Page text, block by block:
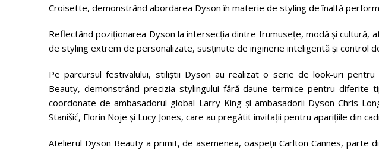
Croisette, demonstrând abordarea Dyson în materie de styling de înaltă
Reflectând poziționarea Dyson la intersecția dintre frumusețe, modă și cultură,
de styling extrem de personalizate, susținute de inginerie inteligentă și control
Pe parcursul festivalului, stiliștii Dyson au realizat o serie de look-uri
Beauty, demonstrând precizia stylingului fără daune termice pentru diferite
coordonate de ambasadorul global Larry King și ambasadorii Dyson Chris
Stanišić, Florin Noje și Lucy Jones, care au pregătit invitații pentru aparițiile din
Atelierul Dyson Beauty a primit, de asemenea, oaspeții Carlton Cannes,